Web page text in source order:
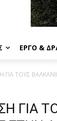
ΈΡΓΟ &
ΓΙΑ ΤΟΥΣ
ΓΙΑ